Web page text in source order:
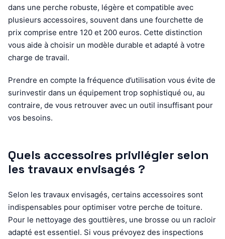
dans une perche robuste, légère et compatible avec
plusieurs accessoires, souvent dans une fourchette de
prix comprise entre 120 et 200 euros. Cette distinction
vous aide à choisir un modèle durable et adapté à votre
charge de travail.
Prendre en compte la fréquence d’utilisation vous évite de
surinvestir dans un équipement trop sophistiqué ou, au
contraire, de vous retrouver avec un outil insuffisant pour
vos besoins.
Quels accessoires privilégier selon
les travaux envisagés ?
Selon les travaux envisagés, certains accessoires sont
indispensables pour optimiser votre perche de toiture.
Pour le nettoyage des gouttières, une brosse ou un racloir
adapté est essentiel. Si vous prévoyez des inspections